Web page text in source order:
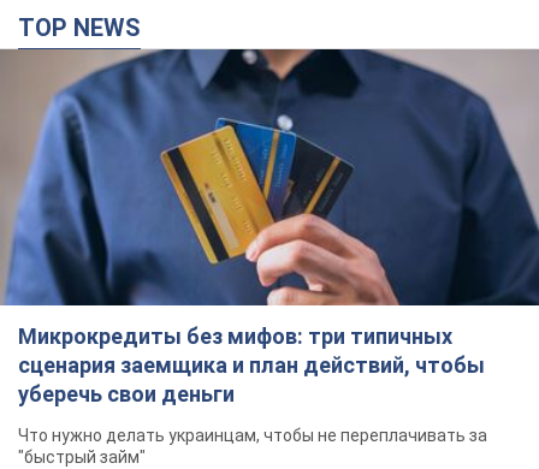
TOP NEWS
Микрокредиты без мифов: три типичных
сценария заемщика и план действий, чтобы
уберечь свои деньги
Что нужно делать украинцам, чтобы не переплачивать за
"быстрый займ"